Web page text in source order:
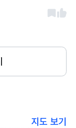
지도 보기